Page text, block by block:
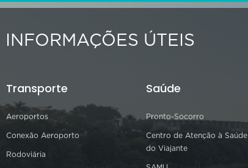
INFORMAÇÕES ÚTEIS
Transporte
Aeroportos
Conexão Aeroporto
Rodoviária
Saúde
Pronto-Socorro
Centro de Atenção à Saúde
do Viajante